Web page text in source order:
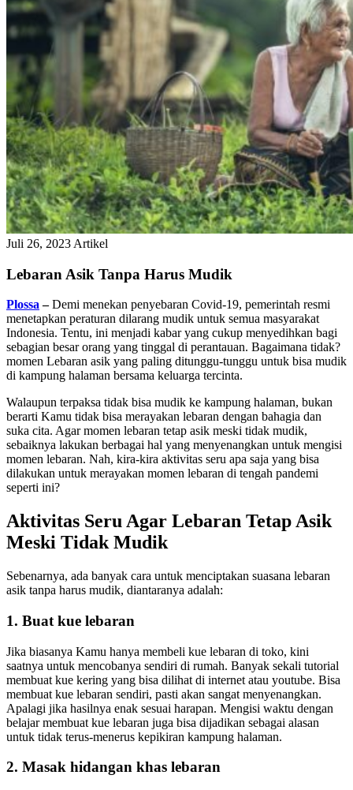
Juli 26, 2023 Artikel
Lebaran Asik Tanpa Harus Mudik
Plossa–Demi menekan penyebaran Covid-19, pemerintah resmi
menetapkan peraturan dilarang mudik untuk semua masyarakat
Indonesia. Tentu, ini menjadi kabar yang cukup menyedihkan bagi
sebagian besar orang yang tinggal di perantauan. Bagaimana tidak?
momen Lebaran asik yang paling ditunggu-tunggu untuk bisa mudik
di kampung halaman bersama keluarga tercinta.
Walaupun terpaksa tidak bisa mudik ke kampung halaman, bukan
berarti Kamu tidak bisa merayakan lebaran dengan bahagia dan
suka cita. Agar momen lebaran tetap asik meski tidak mudik,
sebaiknya lakukan berbagai hal yang menyenangkan untuk mengisi
momen lebaran. Nah, kira-kira aktivitas seru apa saja yang bisa
dilakukan untuk merayakan momen lebaran di tengah pandemi
seperti ini?
Aktivitas Seru Agar Lebaran Tetap Asik
Meski Tidak Mudik
Sebenarnya, ada banyak cara untuk menciptakan suasana lebaran
asik tanpa harus mudik, diantaranya adalah:
1. Buat kue lebaran
Jika biasanya Kamu hanya membeli kue lebaran di toko, kini
saatnya untuk mencobanya sendiri di rumah. Banyak sekali tutorial
membuat kue kering yang bisa dilihat di internet atau youtube. Bisa
membuat kue lebaran sendiri, pasti akan sangat menyenangkan.
Apalagi jika hasilnya enak sesuai harapan. Mengisi waktu dengan
belajar membuat kue lebaran juga bisa dijadikan sebagai alasan
untuk tidak terus-menerus kepikiran kampung halaman.
2. Masak hidangan khas lebaran